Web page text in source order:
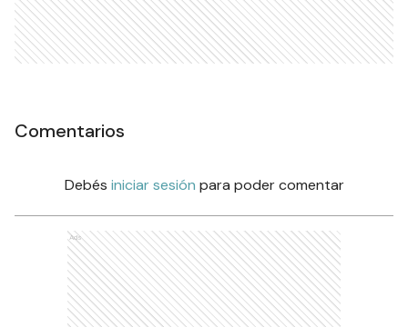
Comentarios
Debés iniciar sesión para poder comentar
Ads